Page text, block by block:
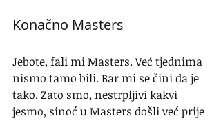
Konačno Masters
Jebote, fali mi Masters. Već tjednima
nismo tamo bili. Bar mi se čini da je
tako. Zato smo, nestrpljivi kakvi
jesmo, sinoć u Masters došli već prije